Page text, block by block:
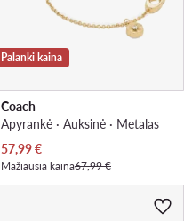
Palanki kaina
Coach
Apyrankė · Auksinė · Metalas
Dabartinė kaina
57,99€
Mažiausia kaina67,99 €